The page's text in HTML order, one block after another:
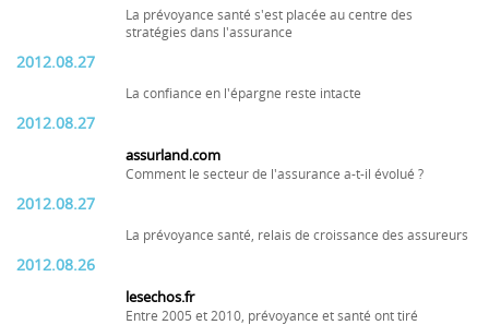
La prévoyance santé s'est placée au centre des
stratégies dans l'assurance
2012.08.27
La confiance en l'épargne reste intacte
2012.08.27
assurland.com
Comment le secteur de l'assurance a-t-il évolué ?
2012.08.27
La prévoyance santé, relais de croissance des assureurs
2012.08.26
lesechos.fr
Entre 2005 et 2010, prévoyance et santé ont tiré